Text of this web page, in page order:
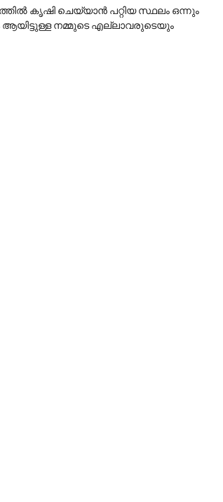
കൃഷി ചെയ്യാൻ പറ്റിയ സ്ഥലം ഒന്നും
ആയിട്ടുള്ള നമ്മുടെ എല്ലാവരുടെയും